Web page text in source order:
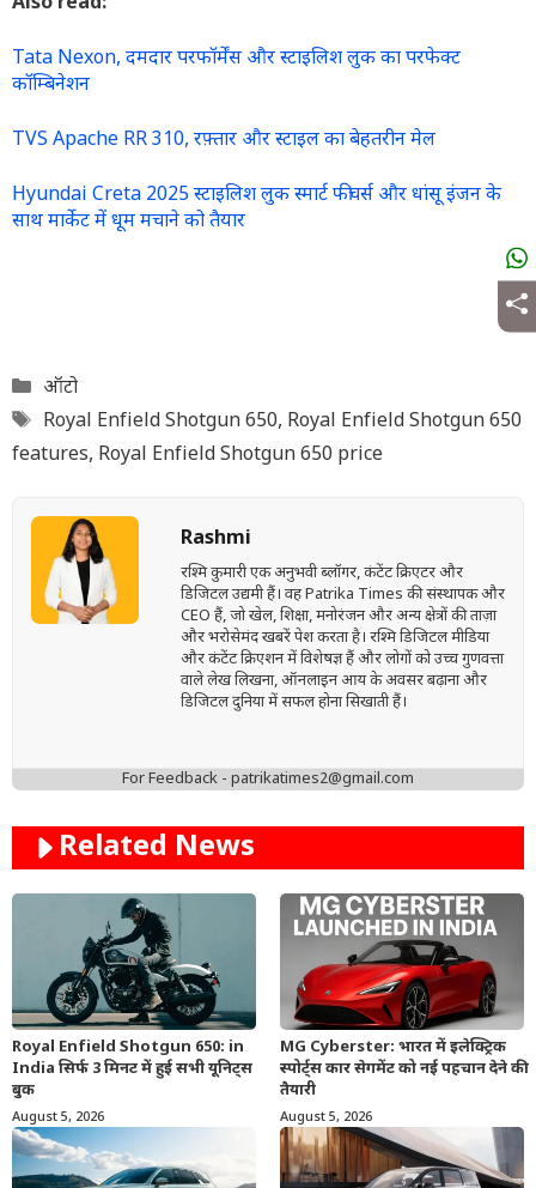
Tata Nexon, दमदार परफॉर्मेंस और स्टाइलिश लुक का परफेक्ट
कॉम्बिनेशन
TVS Apache RR 310, रफ़्तार और स्टाइल का बेहतरीन मेल
Hyundai Creta 2025 स्टाइलिश लुक स्मार्ट फीचर्स और धांसू इंजन के
साथ मार्केट में धूम मचाने को तैयार
Categories
ऑटो
Tags
Royal Enfield Shotgun 650, Royal Enfield Shotgun 650
features, Royal Enfield Shotgun 650 price
Rashmi
रश्मि कुमारी एक अनुभवी ब्लॉगर, कंटेंट क्रिएटर और
डिजिटल उद्यमी हैं। वह Patrika Times की संस्थापक और
CEO हैं, जो खेल, शिक्षा, मनोरंजन और अन्य क्षेत्रों की ताज़ा
और भरोसेमंद खबरें पेश करता है। रश्मि डिजिटल मीडिया
और कंटेंट क्रिएशन में विशेषज्ञ हैं और लोगों को उच्च गुणवत्ता
वाले लेख लिखना, ऑनलाइन आय के अवसर बढ़ाना और
डिजिटल दुनिया में सफल होना सिखाती हैं।
For Feedback - patrikatimes2@gmail.com
Related News
Royal Enfield Shotgun 650: in
India सिर्फ 3 मिनट में हुई सभी यूनिट्स
बुक
August 5, 2026
MG Cyberster: भारत में इलेक्ट्रिक
स्पोर्ट्स कार सेगमेंट को नई पहचान देने की
तैयारी
August 5, 2026